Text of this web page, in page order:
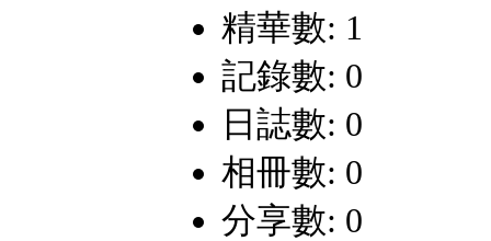
精華數: 1
記錄數: 0
日誌數: 0
相冊數: 0
分享數: 0